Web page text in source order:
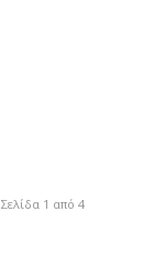
Σελίδα 1 από 4